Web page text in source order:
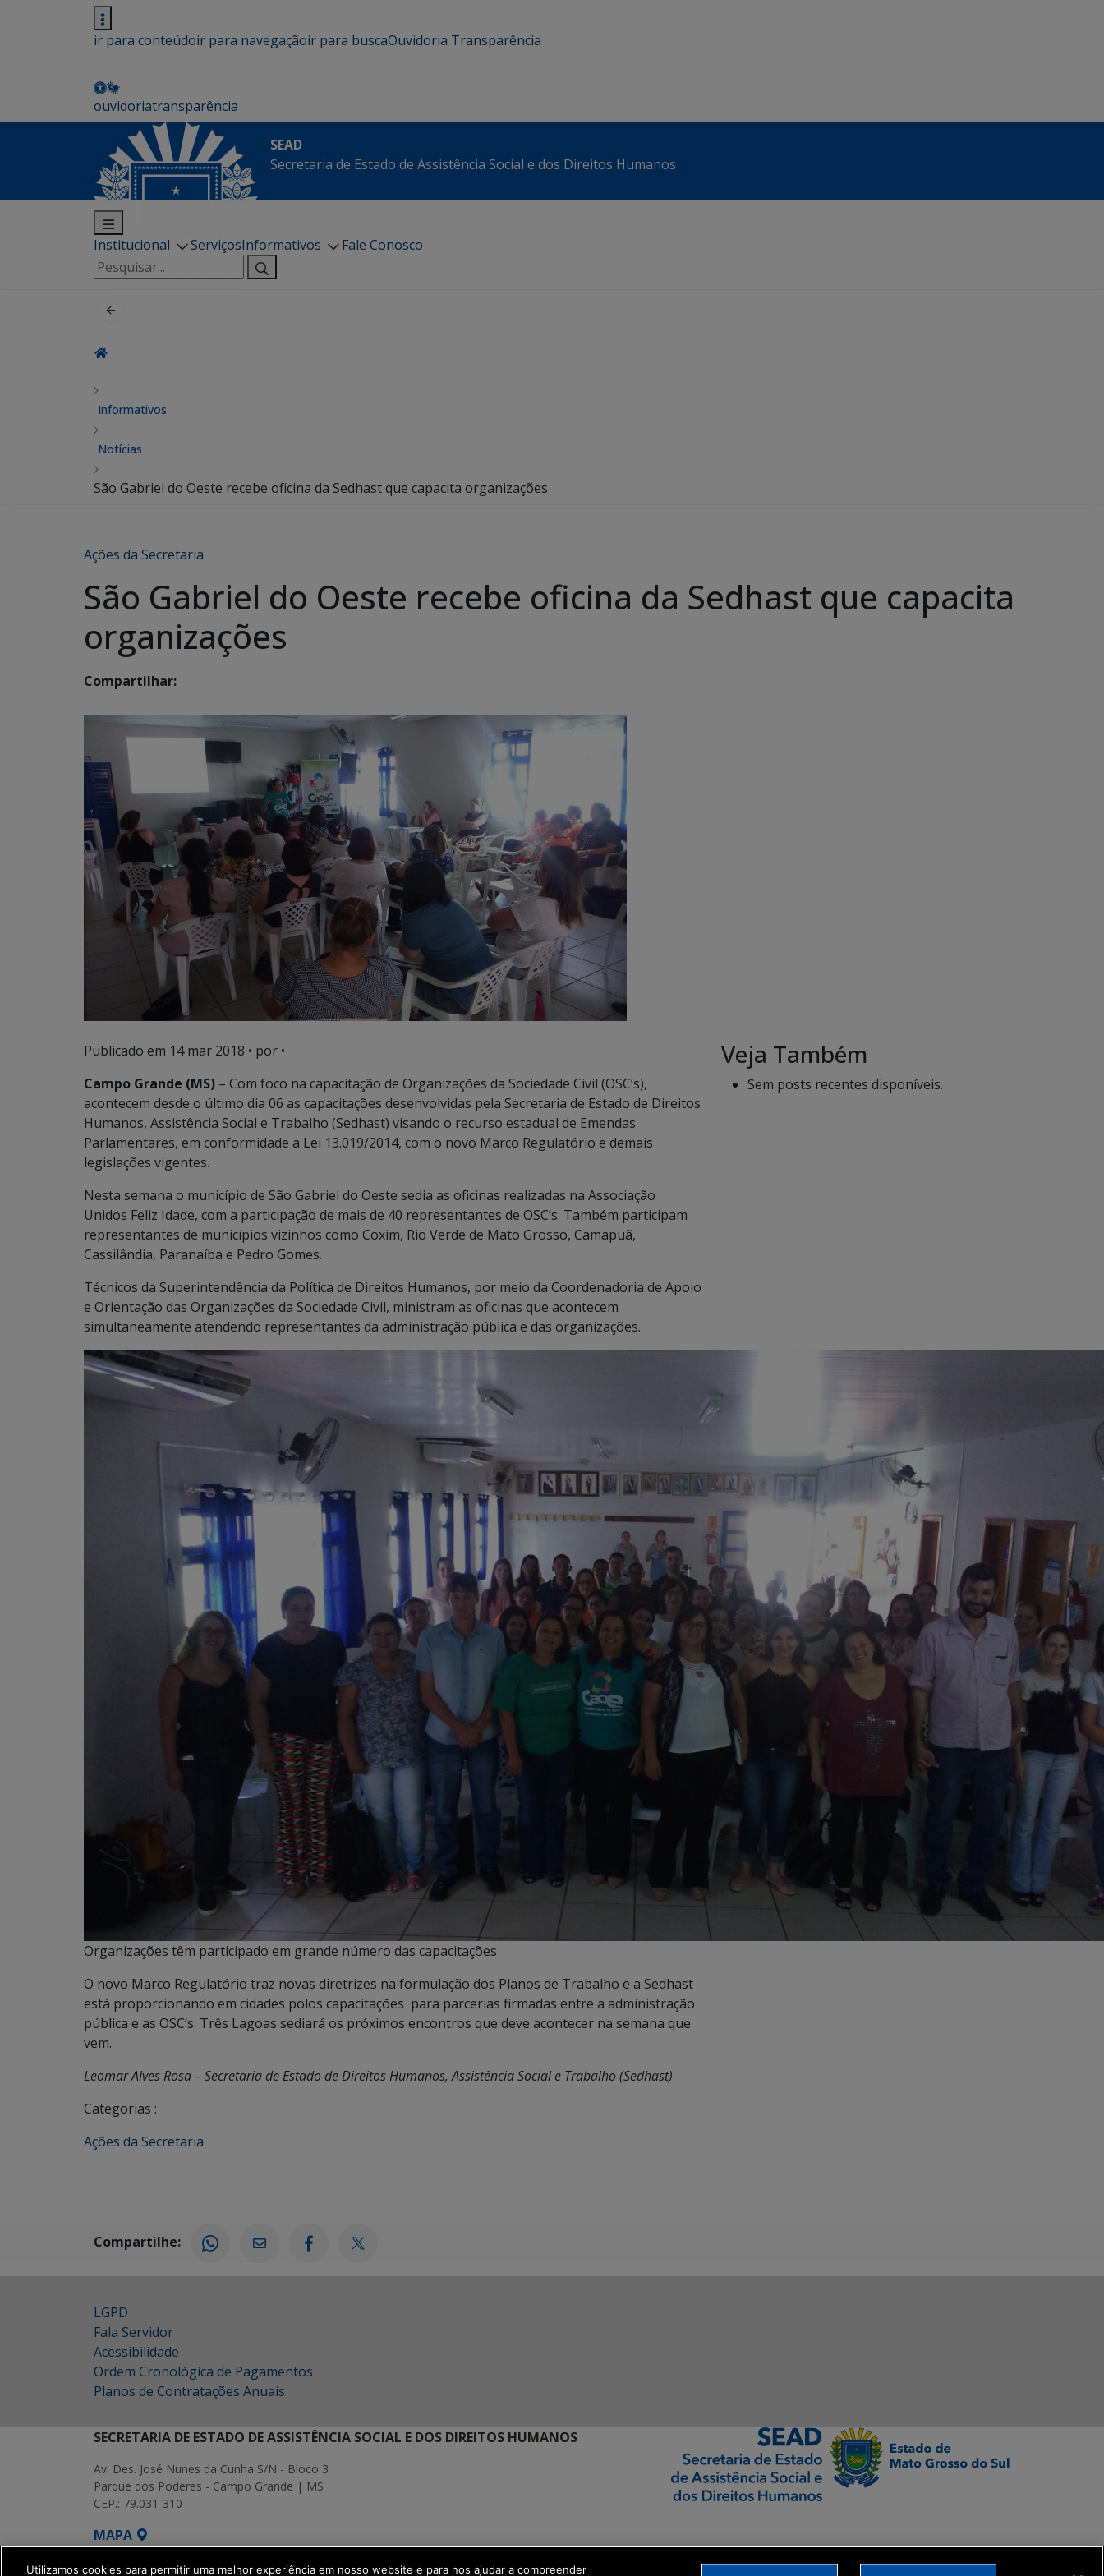
ir para conteúdoir para navegaçãoir para buscaOuvidoria Transparência
ouvidoriatransparência
SEAD
Secretaria de Estado de Assistência Social e dos Direitos Humanos
Institucional ServiçosInformativos
Fale Conosco
Pesquisar
por:
Informativos
Notícias
São Gabriel do Oeste recebe oficina da Sedhast que capacita organizações
Ações da Secretaria
São Gabriel do Oeste recebe oficina da Sedhast que capacita
organizações
Compartilhar:
Publicado em 14 mar 2018 • por •
Campo Grande (MS) – Com foco na capacitação de Organizações da Sociedade Civil (OSC’s),
acontecem desde o último dia 06 as capacitações desenvolvidas pela Secretaria de Estado de Direitos
Humanos, Assistência Social e Trabalho (Sedhast) visando o recurso estadual de Emendas
Parlamentares, em conformidade a Lei 13.019/2014, com o novo Marco Regulatório e demais
legislações vigentes.
Nesta semana o município de São Gabriel do Oeste sedia as oficinas realizadas na Associação
Unidos Feliz Idade, com a participação de mais de 40 representantes de OSC’s. Também participam
representantes de municípios vizinhos como Coxim, Rio Verde de Mato Grosso, Camapuã,
Cassilândia, Paranaíba e Pedro Gomes.
Técnicos da Superintendência da Política de Direitos Humanos, por meio da Coordenadoria de Apoio
e Orientação das Organizações da Sociedade Civil, ministram as oficinas que acontecem
simultaneamente atendendo representantes da administração pública e das organizações.
Organizações têm participado em grande número das capacitações
O novo Marco Regulatório traz novas diretrizes na formulação dos Planos de Trabalho e a Sedhast
está proporcionando em cidades polos capacitações para parcerias firmadas entre a administração
pública e as OSC’s. Três Lagoas sediará os próximos encontros que deve acontecer na semana que
vem.
Leomar Alves Rosa – Secretaria de Estado de Direitos Humanos, Assistência Social e Trabalho (Sedhast)
Categorias :
Ações da Secretaria
Veja Também
Sem posts recentes disponíveis.
Compartilhe:
LGPD
Fala Servidor
Acessibilidade
Ordem Cronológica de Pagamentos
Planos de Contratações Anuais
SECRETARIA DE ESTADO DE ASSISTÊNCIA SOCIAL E DOS DIREITOS HUMANOS
Av. Des. José Nunes da Cunha S/N - Bloco 3
Parque dos Poderes - Campo Grande | MS
CEP.: 79.031-310
MAPA
SETDIG | Secretaria-Executiva de Transformação Digital
Utilizamos cookies para permitir uma melhor experiência em nosso website e para nos ajudar a compreender